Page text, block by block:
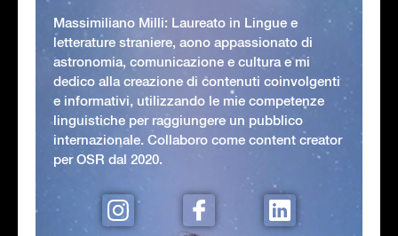
Massimiliano Milli: Laureato in Lingue e
letterature straniere, aono appassionato di
astronomia, comunicazione e cultura e mi
dedico alla creazione di contenuti coinvolgenti
e informativi, utilizzando le mie competenze
linguistiche per raggiungere un pubblico
internazionale. Collaboro come content creator
per OSR dal 2020.